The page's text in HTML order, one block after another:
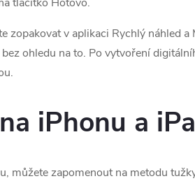
zopakovat v aplikaci Rychlý náhled
ohledu na to. Po vytvoření
iPhonu a
můžete zapomenout na metodu